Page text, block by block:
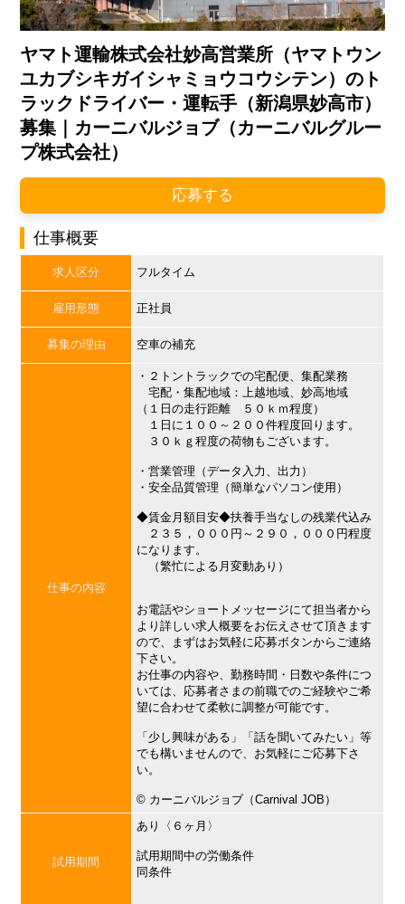
ヤマト運輸株式会社妙高営業所（ヤマトウン
ユカブシキガイシャミョウコウシテン）のト
ラックドライバー・運転手（新潟県妙高市）
募集｜カーニバルジョブ（カーニバルグルー
プ株式会社）
応募する
仕事概要
求人区分 フルタイム
雇用形態 正社員
募集の理由 空車の補充
仕事の内容
・２トントラックでの宅配便、集配業務
宅配・集配地域：上越地域、妙高地域
（１日の走行距離 ５０ｋｍ程度）
１日に１００～２００件程度回ります。
３０ｋｇ程度の荷物もございます。
・営業管理（データ入力、出力）
・安全品質管理（簡単なパソコン使用）
◆賃金月額目安◆扶養手当なしの残業代込み
２３５，０００円～２９０，０００円程度
になります。
（繁忙による月変動あり）
お電話やショートメッセージにて担当者から
より詳しい求人概要をお伝えさせて頂きます
ので、まずはお気軽に応募ボタンからご連絡
下さい。
お仕事の内容や、勤務時間・日数や条件につ
いては、応募者さまの前職でのご経験やご希
望に合わせて柔軟に調整が可能です。
「少し興味がある」「話を聞いてみたい」等
でも構いませんので、お気軽にご応募下さ
い。
©︎ カーニバルジョブ（Carnival JOB）
試用期間
あり〈６ヶ月〉
試用期間中の労働条件
同条件